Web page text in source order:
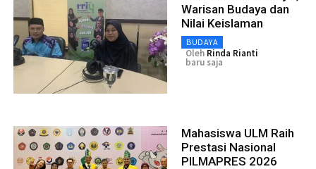
Warisan Budaya dan
Nilai Keislaman
BUDAYA
Oleh Rinda Rianti
baru saja
Mahasiswa ULM Raih
Prestasi Nasional
PILMAPRES 2026